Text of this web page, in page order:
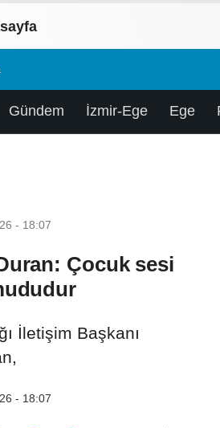
Gündem İzmir-Ege Ege
- 18:07
Çocuk sesi
İletişim Başkanı
- 18:07